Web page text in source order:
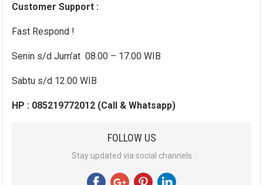
Customer Support :
Fast Respond !
Senin s/d Jum’at 08.00 – 17.00 WIB
Sabtu s/d 12.00 WIB
HP : 085219772012 (Call & Whatsapp)
FOLLOW US
Stay updated via social channels